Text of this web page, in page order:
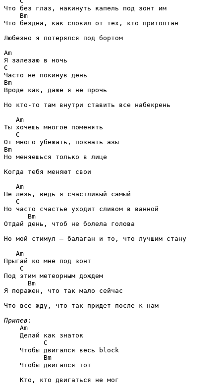
    Bm
Что бездна, как словил от тех, кто притоптан
Любезно я потерялся под бортом
Am
C
Bm
Вроде как, даже я не прочь
Но кто-то там внутри ставить все набекрень
   Am
   C
Bm
Но меняешься только в лице
Когда тебя меняют свои
   Am
   C
      Bm
Отдай день, чтоб не болела голова
Но мой стимул — балаган и то, что лучшим стану
   Am
    C
      Bm
Я поражен, что так мало сейчас
Что все жду, что так придет после к нам
Припев:
Am
    Делай как знаток
      C
    Чтобы двигался весь block
      Bm
    Чтобы двигался тот
    Кто, кто двигаться не мог